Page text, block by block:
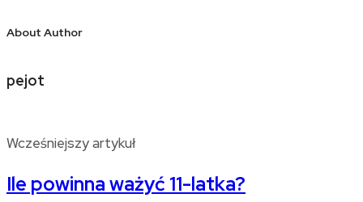
About Author
pejot
Wcześniejszy artykuł
Ile powinna ważyć 11-latka?